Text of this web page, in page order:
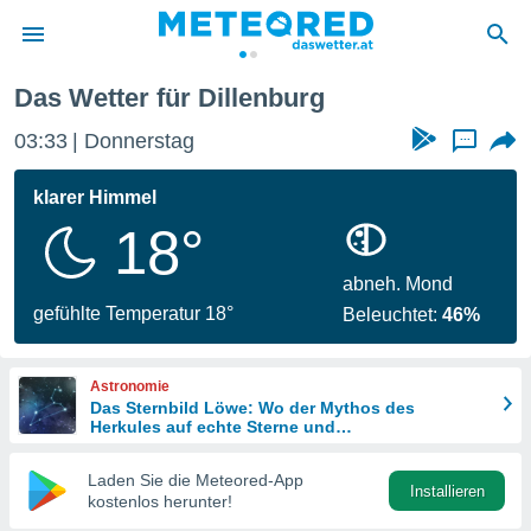
wurde
dass
sind.
diese
Das Wetter für Dillenburg
03:33 Donnerstag ...
klarer Himmel
18°
gefühlte Temperatur 18°
abneh. Mond
Beleuchtet:46%
Astronomie
Das Sternbild Löwe: Wo der Mythos des
Herkules auf echte Sterne und
Laden Sie die Meteored-App
kostenlos herunter!
Installieren